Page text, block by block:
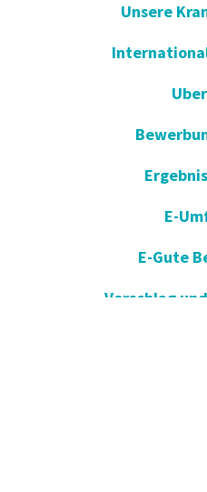
Unsere
E-
E-Gute
Vorschlag